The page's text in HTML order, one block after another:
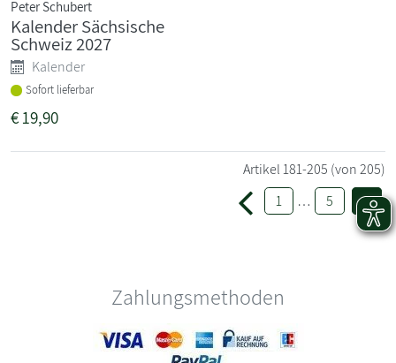
Peter Schubert
Kalender Sächsische
Schweiz 2027
Kalender
Sofort lieferbar
€19,90
Artikel181-205 (von 205)
1
… 5 6
Zahlungsmethoden